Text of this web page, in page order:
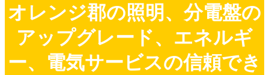
オレンジ郡の照明、分電盤の
アップグレード、エネルギ
ー、電気サービスの信頼でき